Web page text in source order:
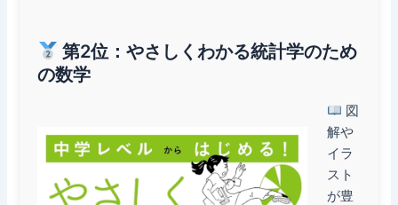
第2位：やさしくわかる統計学のため
の数学
図
解や
イラ
スト
が豊